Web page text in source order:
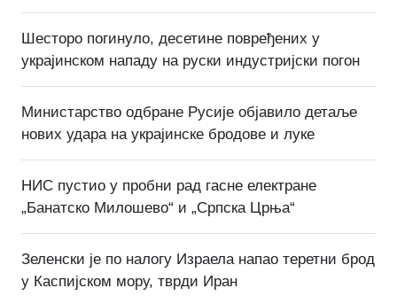
Шесторо погинуло, десетине повређених у
украјинском нападу на руски индустријски погон
Министарство одбране Русије објавило детаље
нових удара на украјинске бродове и луке
НИС пустио у пробни рад гасне електране
„Банатско Милошево“ и „Српска Црња“
Зеленски је по налогу Израела напао теретни брод
у Каспијском мору, тврди Иран